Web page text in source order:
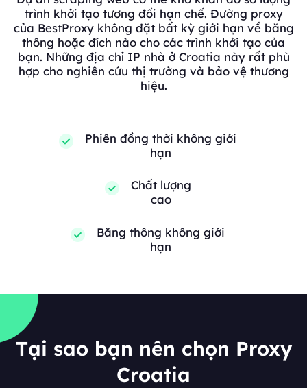
trình khởi tạo tương đối hạn chế. Đường proxy
của BestProxy không đặt bất kỳ giới hạn về băng
thông hoặc đích nào cho các trình khởi tạo của
bạn. Những địa chỉ IP nhà ở Croatia này rất phù
hợp cho nghiên cứu thị trường và bảo vệ thương
hiệu.
Phiên đồng thời không giới
hạn
Chất lượng
cao
Băng thông không giới
hạn
Tại sao bạn nên chọn Proxy
Croatia